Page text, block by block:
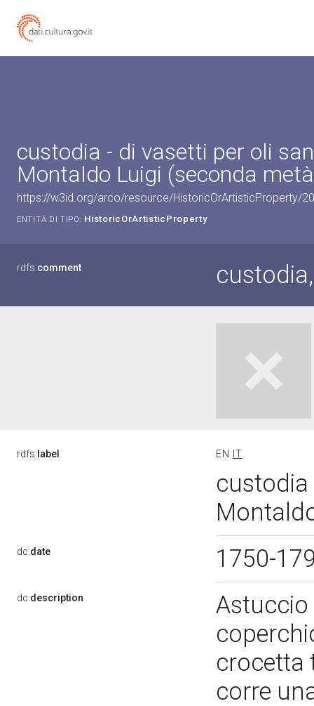
custodia - di vasetti per oli
Montaldo Luigi (seconda
https://w3id.org/arco/resource/HistoricOrArtisticProperty/
ENTITÀ DI TIPO: HistoricOrArtisticProperty
rdfs:comment
rdfs: label EN IT
custodia
dc:date 1750-
dc:description
Astuccio
crocetta
corre